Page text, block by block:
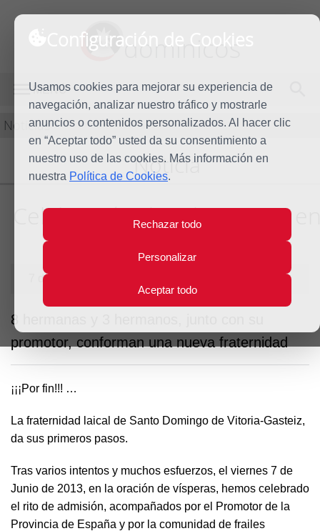
Configuración de Cookies
Usamos cookies para mejorar su experiencia de
navegación, analizar nuestro tráfico y mostrarle
anuncios o contenidos personalizados. Al hacer clic
en “Aceptar todo” usted da su consentimiento a
nuestro uso de las cookies. Más información en
nuestra Política de Cookies.
Rechazar todo
Personalizar
Aceptar todo
dominicos
MENÚ
Noticias
Noticia
Celebración de admisiones
7 de junio de 2013
8 hermanas y 3 hermanos, junto con su
promotor, conforman una nueva fraternidad
¡¡¡Por fin!!! …
La fraternidad laical de Santo Domingo de Vitoria-Gasteiz,
da sus primeros pasos.
Tras varios intentos y muchos esfuerzos, el viernes 7 de
Junio de 2013, en la oración de vísperas, hemos celebrado
el rito de admisión, acompañados por el Promotor de la
Provincia de España y por la comunidad de frailes